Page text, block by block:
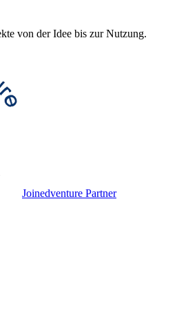
von der Idee bis zur Nutzung.
Joinedventure Partner